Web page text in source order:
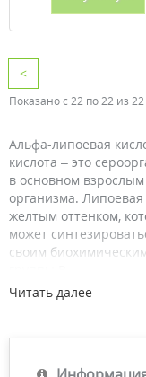
<
Показано с 22 по 22 из
Альфа-липоевая
кислота – это
в основном
организма. Липоевая
желтым оттенком,
может
своим
Зачастую ALA
витаминных
Читать далее